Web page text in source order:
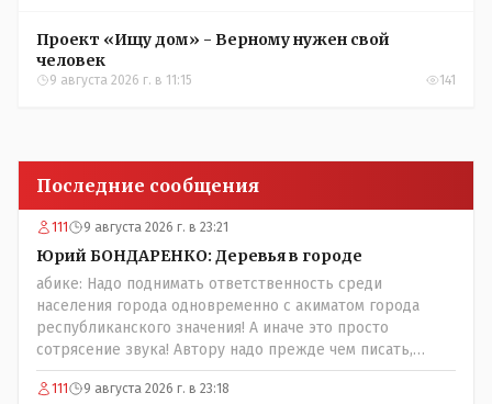
Проект «Ищу дом» - Верному нужен свой
человек
9 августа 2026 г. в 11:15 141
Последние сообщения
111 9 августа 2026 г. в 23:21
Юрий БОНДАРЕНКО: Деревья в городе
абике: Надо поднимать ответственность среди
населения города одновременно с акиматом города
республиканского значения! А иначе это просто
сотрясение звука! Автору надо прежде чем писать,
необходимо самому обратиться в ЖКХ акимата и
разобраться прежде чем своей статьей провоцировать
111 9 августа 2026 г. в 23:18